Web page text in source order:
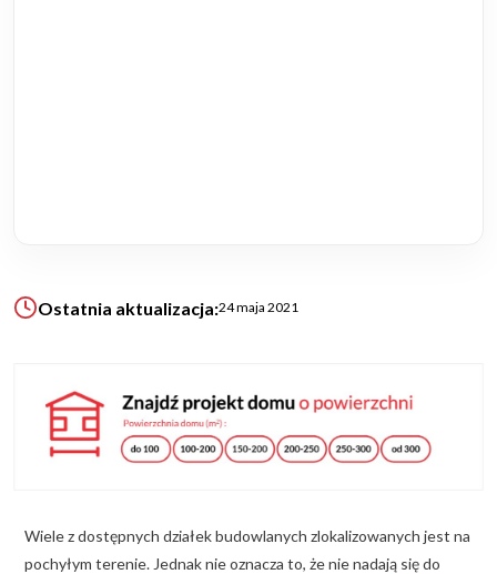
Ogrody
KALKULATOR BUDOWY
BLOG
O NAS
ZAPISZ SIĘ
Ostatnia aktualizacja:24 maja 2021
Wiele z dostępnych działek budowlanych zlokalizowanych jest na
pochyłym terenie. Jednak nie oznacza to, że nie nadają się do